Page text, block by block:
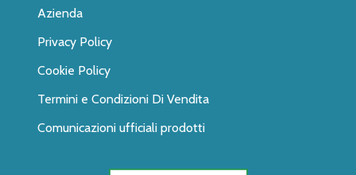
Azienda
Privacy Policy
Cookie Policy
Termini e Condizioni Di Vendita
Comunicazioni ufficiali prodotti